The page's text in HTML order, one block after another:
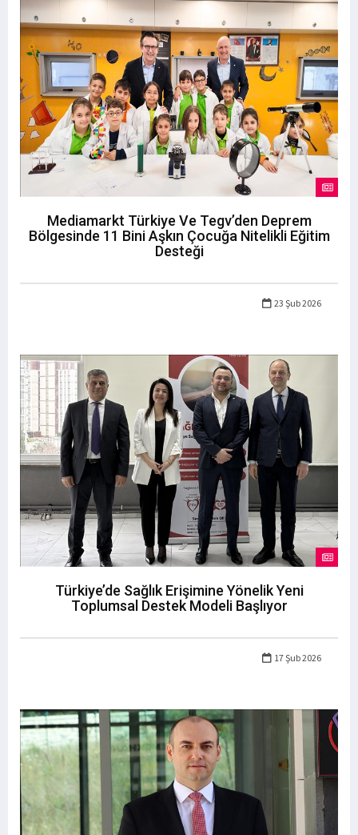
Mediamarkt Türkiye Ve Tegv’den Deprem
Bölgesinde 11 Bini Aşkın Çocuğa Nitelikli Eğitim
Desteği
23 Şub 2026
Türkiye’de Sağlık Erişimine Yönelik Yeni
Toplumsal Destek Modeli Başlıyor
17 Şub 2026